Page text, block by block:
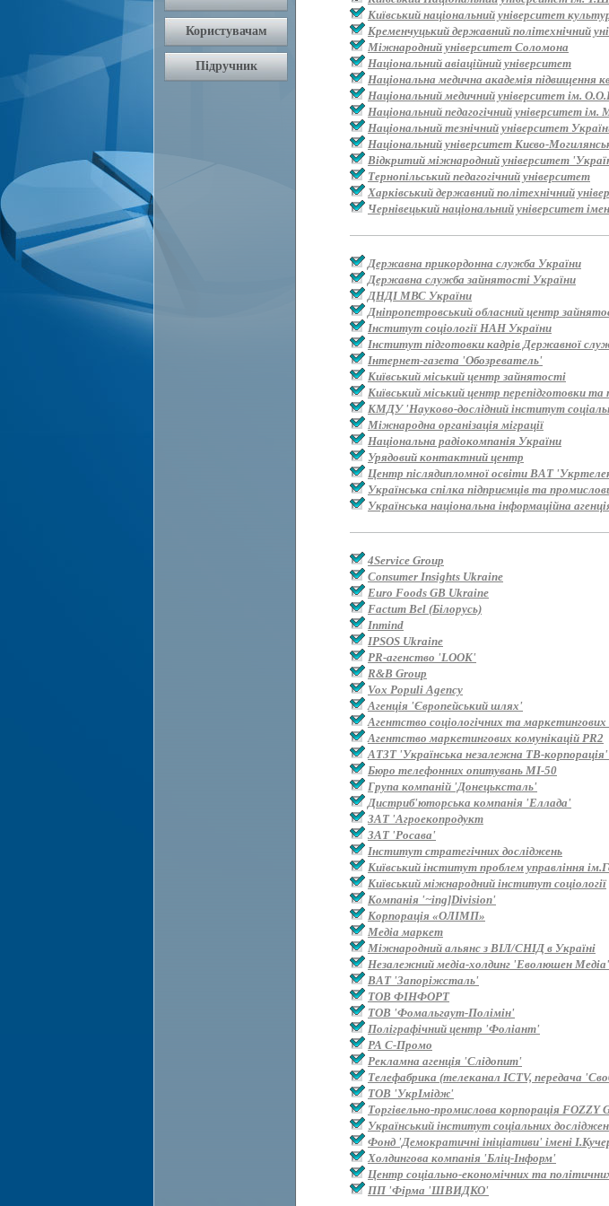
Київський національний університет
Кременчуцький державний політехнічний
Міжнародний університет Соломона
Національний авіаційний університет
Національна медична академія підвищення
Національний медичний університет ім.
Національний педагогічний університет
Національний тезнічний університет
Національний університет Києво-
Відкритий міжнародний університет
Тернопільський педагогічний університет
Харківський державний політехнічний
Чернівецький національний університет
Державна прикордонна служба України
Державна служба зайнятості України
ДНДІ МВС України
Дніпропетровський обласний центр
Інститут соціології НАН України
Інститут підготовки кадрів Державної
Інтернет-газета 'Обозреватель'
Київський міський центр зайнятості
Київський міський центр перепідготовки та
КМДУ 'Науково-дослідний інститут
Міжнародна організація міграції
Національна радіокомпанія України
Урядовий контактний центр
Центр післядипломної освіти ВАТ
Українська спілка підприємців та
Українська національна інформаційна
4Service Group
Consumer Insights Ukraine
Euro Foods GB Ukraine
Factum Bel (Білорусь)
Inmind
IPSOS Ukraine
PR-агенство 'LOOK'
R&B Group
Vox Populi Agency
Агенція 'Європейський шлях'
Агентство соціологічних та
Агентство маркетингових комунікацій PR2
АТЗТ 'Українська незалежна ТВ-
Бюро телефонних опитувань MI-50
Група компаній 'Донецьксталь'
Дистриб'юторська компанія 'Еллада'
ЗАТ 'Агроекопродукт
ЗАТ 'Росава'
Інститут стратегічних досліджень
Київський інститут проблем управління
Київський міжнародний інститут соціології
Компанія '~ing]Division'
Корпорація «ОЛІМП»
Медіа маркет
Міжнародний альянс з ВІЛ/СНІД в Україні
Незалежний медіа-холдинг 'Еволюшен Медіа'
ВАТ 'Запоріжсталь'
ТОВ ФІНФОРТ
ТОВ 'Фомальгаут-Полімін'
Поліграфічний центр 'Фоліант'
РА С-Промо
Рекламна агенція 'Слідопит'
Телефабрика (телеканал ICTV, передача
ТОВ 'УкрІмідж'
Торгівельно-промислова корпорація FOZZY
Український інститут соціальних
Фонд 'Демократичні ініціативи' імені
Холдингова компанія 'Бліц-Інформ'
Центр соціально-економічних та
ПП 'Фірма 'ШВИДКО'